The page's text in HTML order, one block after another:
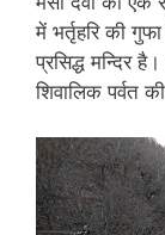
में भर्तृहरि की
प्रसिद्ध मन्दिर
शिवालिक पर्वत